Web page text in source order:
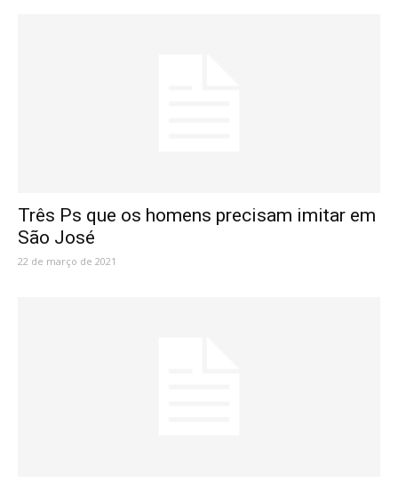
Três Ps que os homens precisam imitar em
São José
22 de março de 2021